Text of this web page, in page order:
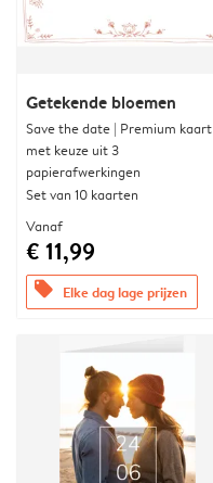
Getekende bloemen
Save the date | Premium kaart
met keuze uit 3
papierafwerkingen
Set van 10 kaarten
Vanaf
€ 11,99
offers Elke dag lage prijzen